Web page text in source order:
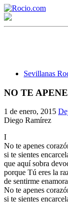
Sevillanas
NO TE
1 de enero, 2015
Diego Ramírez
I
No te apenes
si te sientes
que aquí sobra
porque Tú eres la
de sentirme
No te apenes
si te sientes
Historia de la
¿Cuándo es la
¿Cuántas